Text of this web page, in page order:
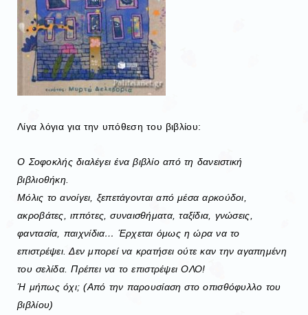
Λίγα λόγια για την υπόθεση του βιβλίου:
Ο Σοφοκλής διαλέγει ένα βιβλίο από τη δανειστική
βιβλιοθήκη.
Μόλις το ανοίγει, ξεπετάγονται από μέσα αρκούδοι,
ακροβάτες, ιππότες, συναισθήματα, ταξίδια, γνώσεις,
φαντασία, παιχνίδια… Έρχεται όμως η ώρα να το
επιστρέψει. Δεν μπορεί να κρατήσει ούτε καν την αγαπημένη
του σελίδα. Πρέπει να το επιστρέψει ΟΛΟ!
Ή μήπως όχι; (Από την παρουσίαση στο οπισθόφυλλο του
βιβλίου)